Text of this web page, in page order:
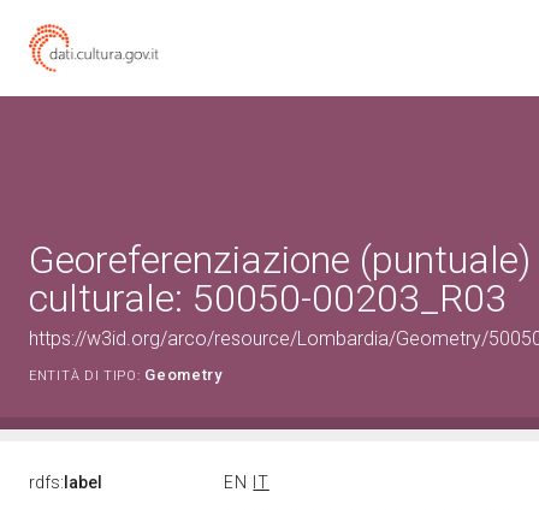
Georeferenziazione
culturale: 50050-00203_R03
https://w3id.org/arco/resource/Lombardia/Geometry/
ENTITÀ DI TIPO: Geometry
rdfs: label EN
IT